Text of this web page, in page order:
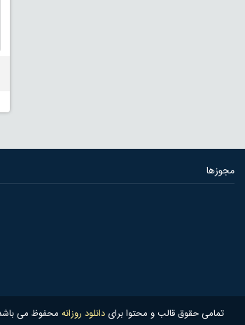
مجوزها
تمامی حقوق قالب و محتوا برای دانلود روزانه محفوظ می